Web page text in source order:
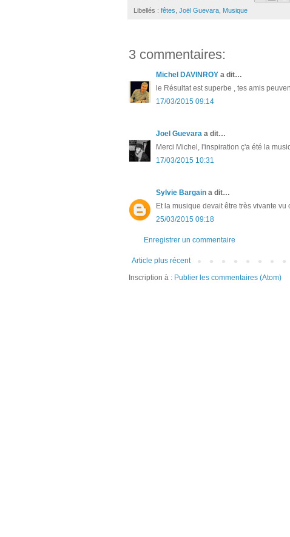
Libellés : fêtes Joël Guevara Musique
3 commentaires:
Michel DAVINROY a dit…
le Résultat est superbe , tes amis
17/03/2015 09:14
Joel Guevara a dit…
Merci Michel, l'inspiration ç'a été la
17/03/2015 10:31
Sylvie Bargain a dit…
Et la musique devait être très vivante
25/03/2015 09:18
Enregistrer un commentaire
Article plus récent
Inscription à : Publier les commentaires (Atom)